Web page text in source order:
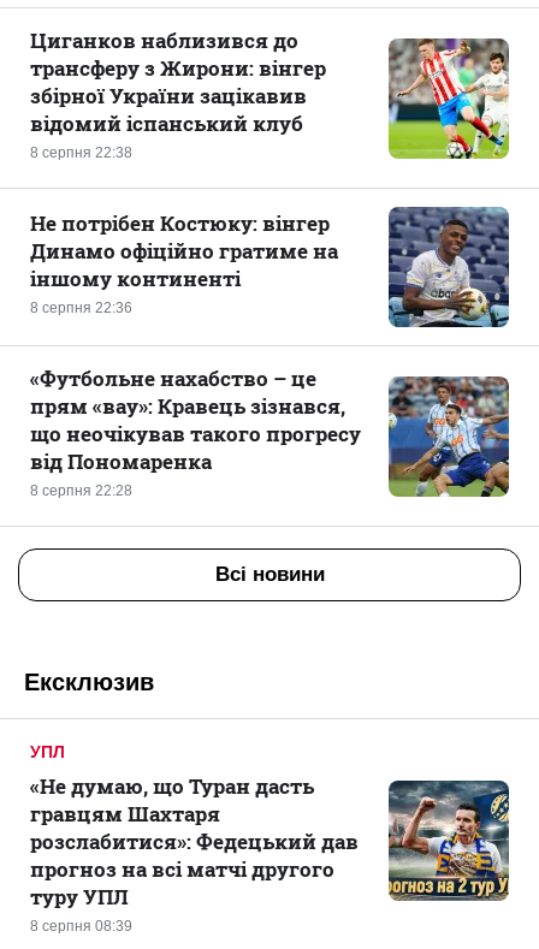
8 серпня 22:38
Циганков наблизився до
трансферу з Жирони: вінгер
збірної України зацікавив
відомий іспанський клуб
8 серпня 22:36
Не потрібен Костюку: вінгер
Динамо офіційно гратиме на
іншому континенті
8 серпня 22:28
«Футбольне нахабство – це
прям «вау»: Кравець зізнався,
що неочікував такого прогресу
від Пономаренка
Всі новини
Ексклюзив
УПЛ
8 серпня 08:39
«Не думаю, що Туран дасть
гравцям Шахтаря
розслабитися»: Федецький дав
прогноз на всі матчі другого
туру УПЛ